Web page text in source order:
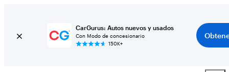
CarGurus: Autos nuevos y usados
Con Modo de concesionario
150K+